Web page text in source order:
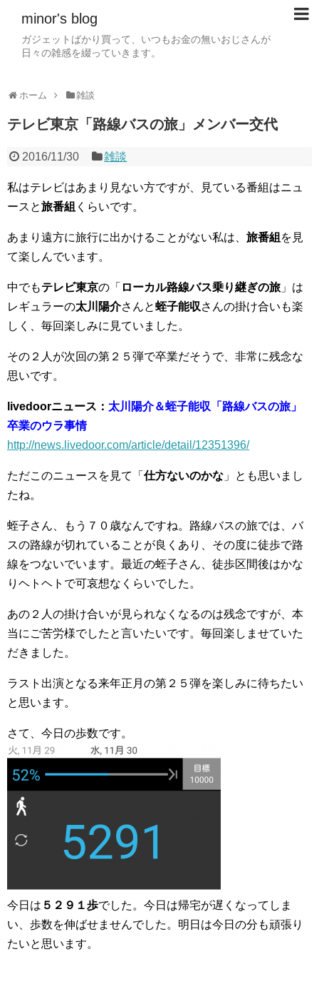
minor's blog
ガジェットばかり買って、いつもお金の無いおじさんが
日々の雑感を綴っていきます。
ホーム 雑談
テレビ東京「路線バスの旅」メンバー交代
2016/11/30 雑談
私はテレビはあまり見ない方ですが、見ている番組はニュ
ースと旅番組 くらいです。
あまり遠方に旅行に出かけることがない私は、 旅番組 を見
て楽しんでいます。
中でもテレビ東京の「 ローカル路線バス乗り継ぎの旅 」は
レギュラーの太川陽介さんと蛭子能収さんの掛け合いも楽
しく、毎回楽しみに見ていました。
その２人が次回の第２５弾で卒業だそうで、非常に残念な
思いです。
livedoorニュース： 太川陽介＆蛭子能収「路線バスの旅」
卒業のウラ事情
http://news.livedoor.com/article/detail/12351396/
ただこのニュースを見て「 仕方ないのかな 」とも思いまし
たね。
蛭子さん、もう７０歳なんですね。路線バスの旅では、バ
スの路線が切れていることが良くあり、その度に徒歩で路
線をつないでいます。最近の蛭子さん、徒歩区間後はかな
りヘトヘトで可哀想なくらいでした。
あの２人の掛け合いが見られなくなるのは残念ですが、本
当にご苦労様でしたと言いたいです。毎回楽しませていた
だきました。
ラスト出演となる来年正月の第２５弾を楽しみに待ちたい
と思います。
さて、今日の歩数です。
今日は ５２９１歩でした。今日は帰宅が遅くなってしま
い、歩数を伸ばせませんでした。明日は今日の分も頑張り
たいと思います。